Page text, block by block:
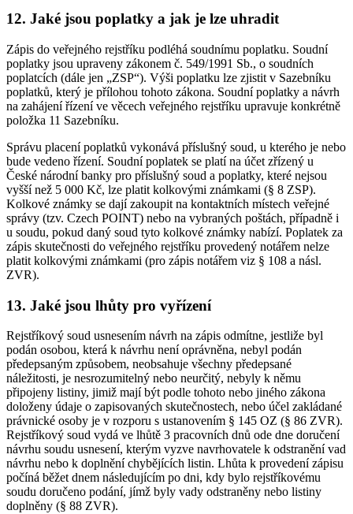
12. Jaké jsou poplatky a jak je lze uhradit
Zápis do veřejného rejstříku podléhá soudnímu poplatku. Soudní
poplatky jsou upraveny zákonem č. 549/1991 Sb., o soudních
poplatcích (dále jen „ZSP“). Výši poplatku lze zjistit v Sazebníku
poplatků, který je přílohou tohoto zákona. Soudní poplatky a návrh
na zahájení řízení ve věcech veřejného rejstříku upravuje konkrétně
položka 11 Sazebníku.
Správu placení poplatků vykonává příslušný soud, u kterého je nebo
bude vedeno řízení. Soudní poplatek se platí na účet zřízený u
České národní banky pro příslušný soud a poplatky, které nejsou
vyšší než 5 000 Kč, lze platit kolkovými známkami (§ 8 ZSP).
Kolkové známky se dají zakoupit na kontaktních místech veřejné
správy (tzv. Czech POINT) nebo na vybraných poštách, případně i
u soudu, pokud daný soud tyto kolkové známky nabízí. Poplatek za
zápis skutečnosti do veřejného rejstříku provedený notářem nelze
platit kolkovými známkami (pro zápis notářem viz § 108 a násl.
ZVR).
13. Jaké jsou lhůty pro vyřízení
Rejstříkový soud usnesením návrh na zápis odmítne, jestliže byl
podán osobou, která k návrhu není oprávněna, nebyl podán
předepsaným způsobem, neobsahuje všechny předepsané
náležitosti, je nesrozumitelný nebo neurčitý, nebyly k němu
připojeny listiny, jimiž mají být podle tohoto nebo jiného zákona
doloženy údaje o zapisovaných skutečnostech, nebo účel zakládané
právnické osoby je v rozporu s ustanovením § 145 OZ (§ 86 ZVR).
Rejstříkový soud vydá ve lhůtě 3 pracovních dnů ode dne doručení
návrhu soudu usnesení, kterým vyzve navrhovatele k odstranění vad
návrhu nebo k doplnění chybějících listin. Lhůta k provedení zápisu
počíná běžet dnem následujícím po dni, kdy bylo rejstříkovému
soudu doručeno podání, jímž byly vady odstraněny nebo listiny
doplněny (§ 88 ZVR).